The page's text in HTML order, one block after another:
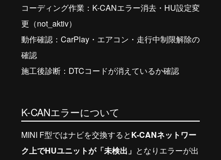
コーディング作業：K-CANエラー消去・HU設定変
更（not_aktiv）
動作確認：CarPlay・エアコン・走行中制限解除の
確認
施工後診断：DTCコードが消えているか確認
K-CANエラーについて
MINI F型ではナビを交換するとK-CANネットワー
ク上でHUユニットが「未検出」 となりエラーが出